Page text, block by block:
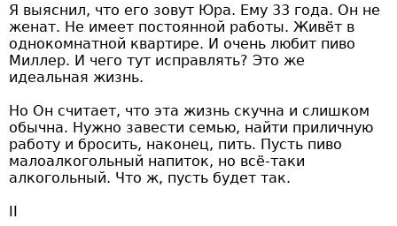
Я выяснил, что его зовут Юра. Ему 33 года. Он не
женат. Не имеет постоянной работы. Живёт в
однокомнатной квартире. И очень любит пиво
Миллер. И чего тут исправлять? Это же
идеальная жизнь.
Но Он считает, что эта жизнь скучна и слишком
обычна. Нужно завести семью, найти приличную
работу и бросить, наконец, пить. Пусть пиво
малоалкогольный напиток, но всё-таки
алкогольный. Что ж, пусть будет так.
II